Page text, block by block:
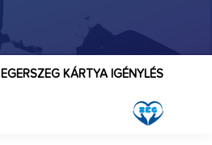
EGERSZEG KÁRTYA IGÉNYLÉS